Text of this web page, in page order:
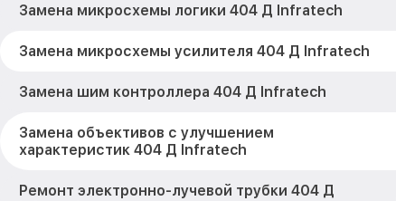
Замена микросхемы логики 404 Д Infratech
Замена микросхемы усилителя 404 Д Infratech
Замена шим контроллера 404 Д Infratech
Замена объективов с улучшением
характеристик 404 Д Infratech
Ремонт электронно-лучевой трубки 404 Д